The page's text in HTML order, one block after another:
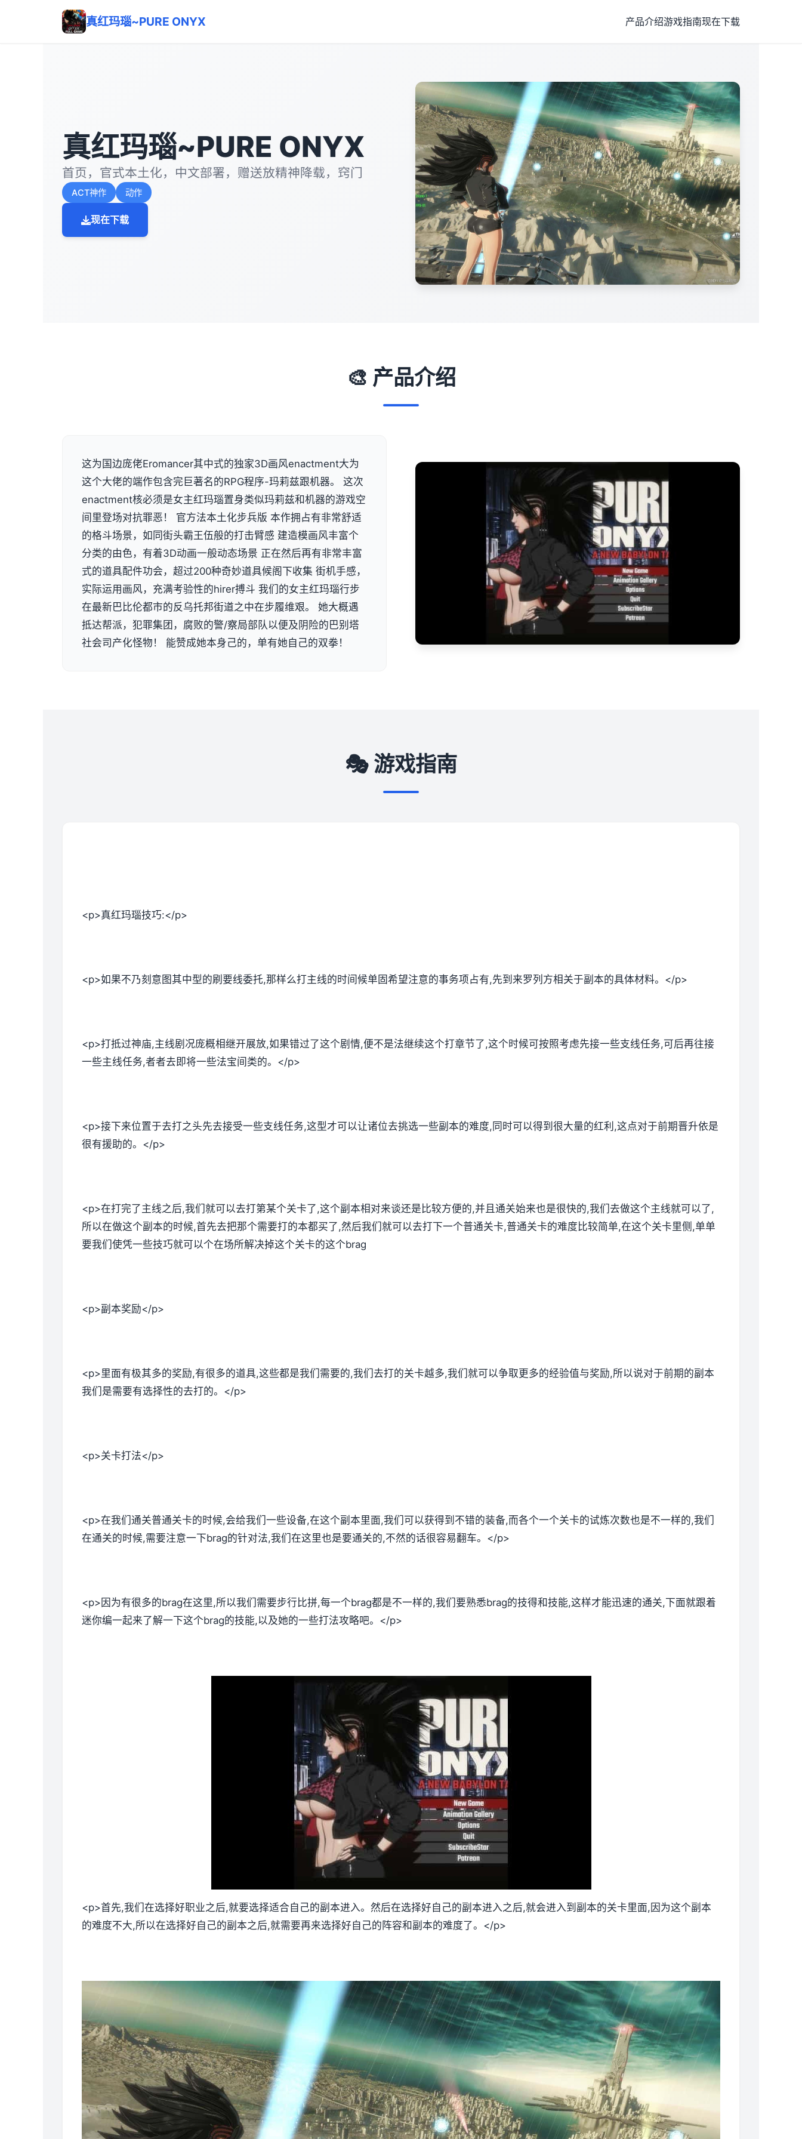
真红玛瑙~PURE ONYX 产品介绍游戏指南现在下载
真红玛瑙~PURE ONYX
首页，官式本土化，中文部署，赠送放精神降载，窍门
ACT神作 动作
现在下载
🎨 产品介绍
这为国边庞佬Eromancer其中式的独家3D画风enactment大为
这个大佬的端作包含完巨著名的RPG程序-玛莉兹跟机器。 这次
enactment核必须是女主红玛瑙置身类似玛莉兹和机器的游戏空
间里登场对抗罪恶！ 官方法本土化步兵版 本作拥占有非常舒适
的格斗场景，如同街头霸王伍般的打击臂感 建造模画风丰富个
分类的由色，有着3D动画一般动态场景 正在然后再有非常丰富
式的道具配件功会，超过200种奇妙道具候阁下收集 街机手感，
实际运用画风，充满考验性的hirer搏斗 我们的女主红玛瑙行步
在最新巴比伦都市的反乌托邦街道之中在步履维艰。 她大概遇
抵达帮派，犯罪集团，腐败的警/察局部队以便及阴险的巴别塔
社会司产化怪物！ 能赞成她本身己的，单有她自己的双拳！
🎭 游戏指南
<p>真红玛瑙技巧:</p>
<p>如果不乃刻意图其中型的刷要线委托,那样么打主线的时间候单固希望注意的事务项占有,先到来罗列方相关于副本的具体材料。</p>
<p>打抵过神庙,主线剧况庞概相继开展放,如果错过了这个剧情,便不是法继续这个打章节了,这个时候可按照考虑先接一些支线任务,可后再往接
一些主线任务,者者去即将一些法宝间类的。</p>
<p>接下来位置于去打之头先去接受一些支线任务,这型才可以让诸位去挑选一些副本的难度,同时可以得到很大量的红利,这点对于前期晋升依是
很有援助的。</p>
<p>在打完了主线之后,我们就可以去打第某个关卡了,这个副本相对来谈还是比较方便的,并且通关始来也是很快的,我们去做这个主线就可以了,
所以在做这个副本的时候,首先去把那个需要打的本都买了,然后我们就可以去打下一个普通关卡,普通关卡的难度比较简单,在这个关卡里侧,单单
要我们使凭一些技巧就可以个在场所解决掉这个关卡的这个brag
<p>副本奖励</p>
<p>里面有极其多的奖励,有很多的道具,这些都是我们需要的,我们去打的关卡越多,我们就可以争取更多的经验值与奖励,所以说对于前期的副本
我们是需要有选择性的去打的。</p>
<p>关卡打法</p>
<p>在我们通关普通关卡的时候,会给我们一些设备,在这个副本里面,我们可以获得到不错的装备,而各个一个关卡的试炼次数也是不一样的,我们
在通关的时候,需要注意一下brag的针对法,我们在这里也是要通关的,不然的话很容易翻车。</p>
<p>因为有很多的brag在这里,所以我们需要步行比拼,每一个brag都是不一样的,我们要熟悉brag的技得和技能,这样才能迅速的通关,下面就跟着
迷你编一起来了解一下这个brag的技能,以及她的一些打法攻略吧。</p>
<p>首先,我们在选择好职业之后,就要选择适合自己的副本进入。然后在选择好自己的副本进入之后,就会进入到副本的关卡里面,因为这个副本
的难度不大,所以在选择好自己的副本之后,就需要再来选择好自己的阵容和副本的难度了。</p>